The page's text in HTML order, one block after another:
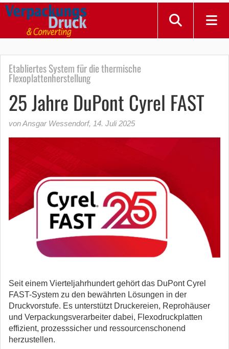
Etabliertes System für die thermische
Flexoplattenherstellung
25 Jahre DuPont Cyrel FAST
von Ansgar Wessendorf, 14. Juli 2025
Seit einem Vierteljahrhundert gehört das DuPont Cyrel
FAST-System zu den bewährten Lösungen in der
Druckvorstufe. Es unterstützt Druckereien, Reprohäuser
und Verpackungsverarbeiter dabei, Flexodruckplatten
effizient, prozesssicher und ressourcenschonend
herzustellen.